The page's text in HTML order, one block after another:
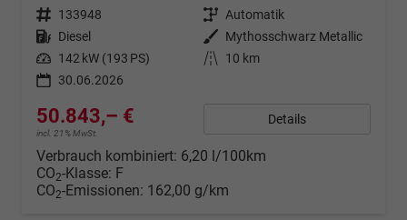
Fahrzeugnr. 133948 Getriebe Automatik
Kraftstoff Diesel Außenfarbe Mythosschwarz Metallic
Leistung 142 kW (193 PS) Kilometerstand
10 km
30.06.2026
50.843,– €
incl. 21% MwSt.
Details
Verbrauch kombiniert: 6,20 l/100km
CO2-Klasse: F
CO2-Emissionen: 162,00 g/km